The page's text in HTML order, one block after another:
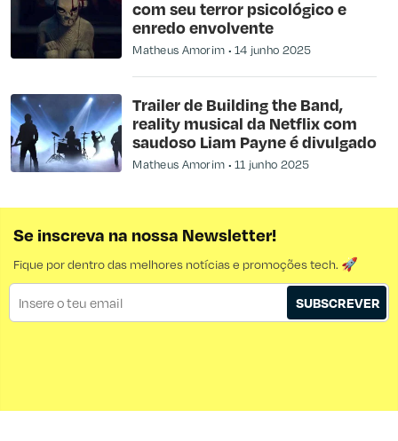
com seu terror psicológico e
enredo envolvente
Matheus Amorim 14 junho 2025
Trailer de Building the Band,
reality musical da Netflix com
saudoso Liam Payne é divulgado
Matheus Amorim 11 junho 2025
Se inscreva na nossa Newsletter!
Fique por dentro das melhores notícias e promoções tech. 🚀
SUBSCREVER